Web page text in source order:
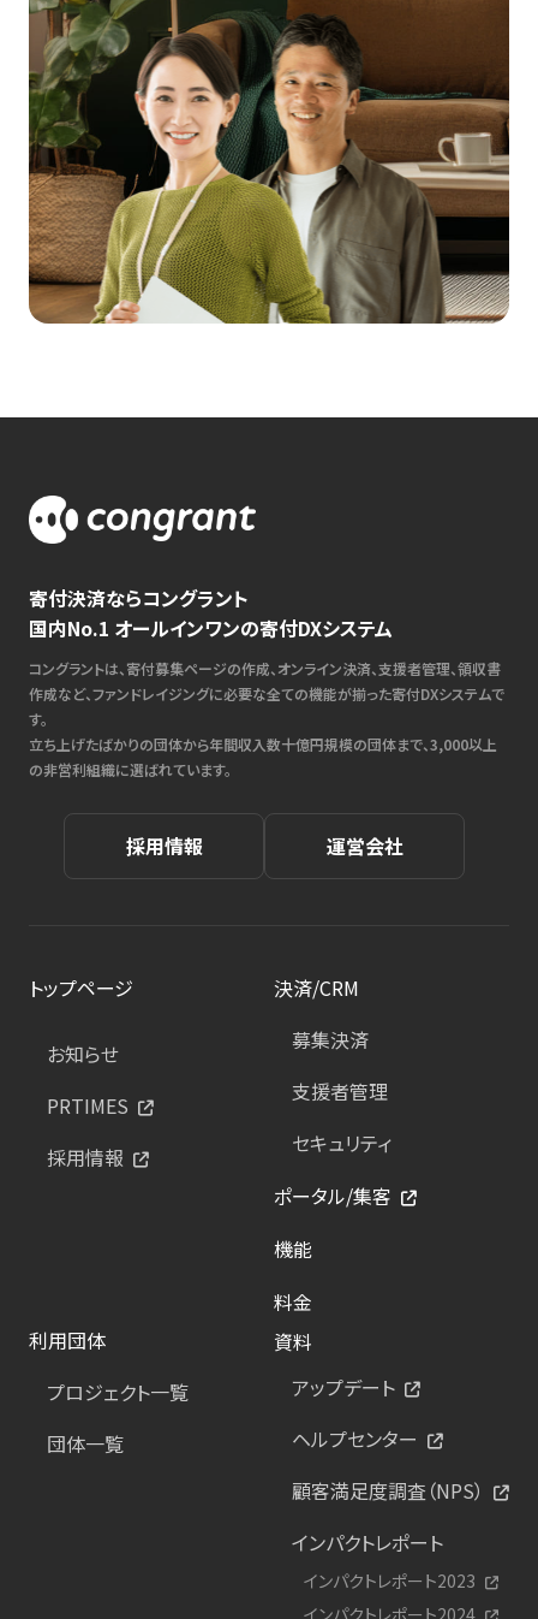
寄付決済ならコングラント
国内No.1 オールインワンの寄付DXシステム
コングラントは、寄付募集ページの作成、オンライン決済、支援者管理、領収書
作成など、ファンドレイジングに必要な全ての機能が揃った寄付DXシステムで
す。
立ち上げたばかりの団体から年間収入数十億円規模の団体まで、3,000以上
の非営利組織に選ばれています。
採用情報 運営会社
トップページ
お知らせ
PRTIMES
採用情報
決済/CRM
募集決済
支援者管理
セキュリティ
ポータル/集客
機能
料金
利用団体
プロジェクト一覧
団体一覧
資料
アップデート
ヘルプセンター
顧客満足度調査（NPS）
インパクトレポート
インパクトレポート2023
インパクトレポート2024